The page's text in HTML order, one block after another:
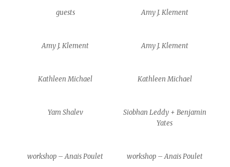
guests Amy J. Klement
Amy J. Klement Amy J. Klement
Kathleen Michael Kathleen Michael
Yam Shalev
Siobhan Leddy + Benjamin
Yates
workshop – Anais Poulet workshop – Anais Poulet